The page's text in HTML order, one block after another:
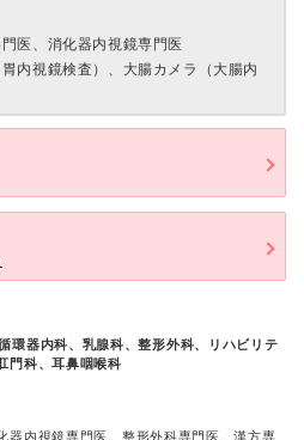
医、消化器内視鏡専門医
内視鏡検査）、大腸カメラ（大腸内
環器内科、乳腺科、整形外科、リハビリテ
門科、耳鼻咽喉科
器内視鏡専門医、整形外科専門医、漢方専